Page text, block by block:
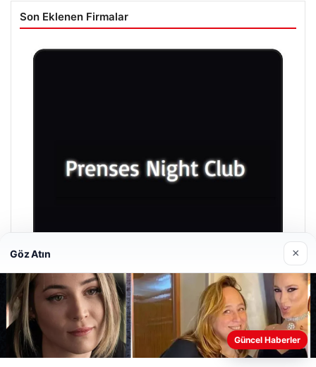
Son Eklenen Firmalar
Prenses Night Club
Nisan 29, 2026
Göz Atın ×
Güncel Haberler